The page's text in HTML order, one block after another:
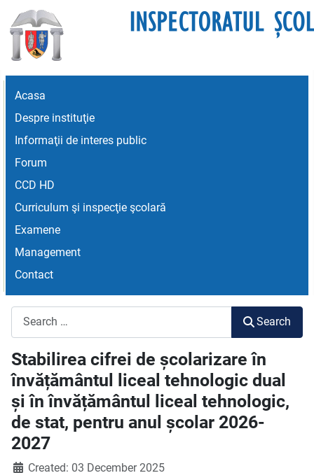
Acasa
Despre instituţie
Informaţii de interes public
Forum
CCD HD
Curriculum şi inspecţie şcolară
Examene
Management
Contact
Search
Stabilirea cifrei de școlarizare în
învățământul liceal tehnologic dual
și în învățământul liceal tehnologic,
de stat, pentru anul școlar 2026-
2027
Created: 03 December 2025